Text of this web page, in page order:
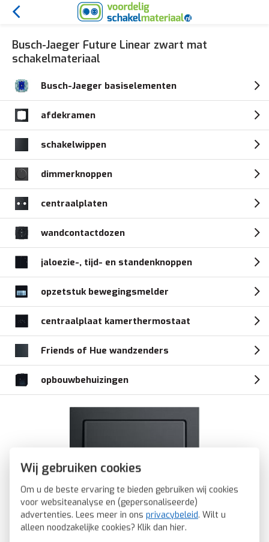
Wij gebruiken cookies
Om u de beste ervaring te bieden gebruiken wij cookies
voor websiteanalyse en (gepersonaliseerde)
advertenties. Lees meer in ons privacybeleid. Wilt u
alleen noodzakelijke cookies? Klik dan hier.
Busch-Jaeger Future Linear zwart mat
schakelmateriaal
Busch-Jaeger basiselementen
afdekramen
schakelwippen
dimmerknoppen
centraalplaten
wandcontactdozen
jaloezie-, tijd- en standenknoppen
opzetstuk bewegingsmelder
centraalplaat kamerthermostaat
Friends of Hue wandzenders
opbouwbehuizingen